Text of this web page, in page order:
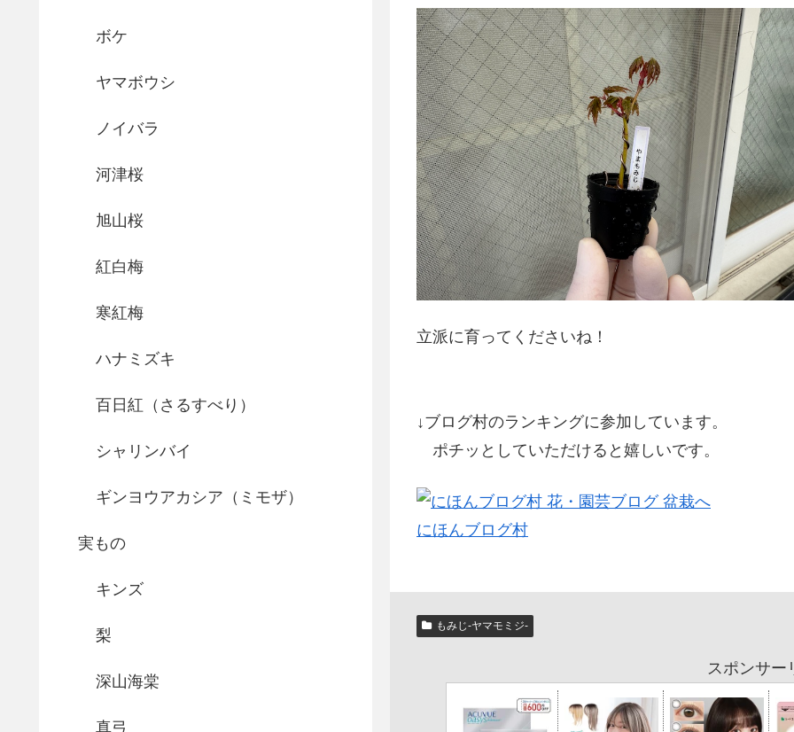
立派に育ってくださいね！
↓ブログ村のランキングに参加しています。
ポチッとしていただけると嬉しいです。
にほんブログ村
もみじ-ヤマモミジ-
スポンサー
ボケ
ヤマボウシ
ノイバラ
河津桜
旭山桜
紅白梅
寒紅梅
ハナミズキ
百日紅（さるすべり）
シャリンバイ
ギンヨウアカシア（ミモザ）
実もの
キンズ
梨
深山海棠
真弓